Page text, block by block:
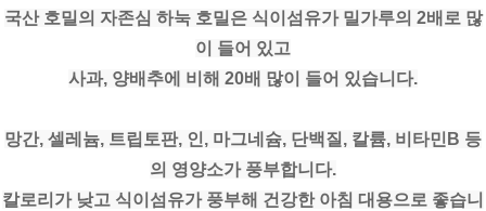
국산 호밀의 자존심 하눅 호밀은 식이섬유가 밀가루의 2배로 많
이 들어 있고
사과, 양배추에 비해 20배 많이 들어 있습니다.
망간, 셀레늄, 트립토판, 인, 마그네슘, 단백질, 칼륨, 비타민B 등
의 영양소가 풍부합니다.
칼로리가 낮고 식이섬유가 풍부해 건강한 아침 대용으로 좋습니